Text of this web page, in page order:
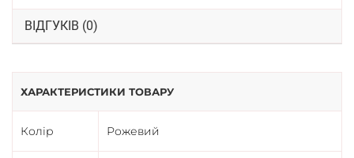
ВІДГУКІВ (0)
ХАРАКТЕРИСТИКИ ТОВАРУ
Колір Рожевий